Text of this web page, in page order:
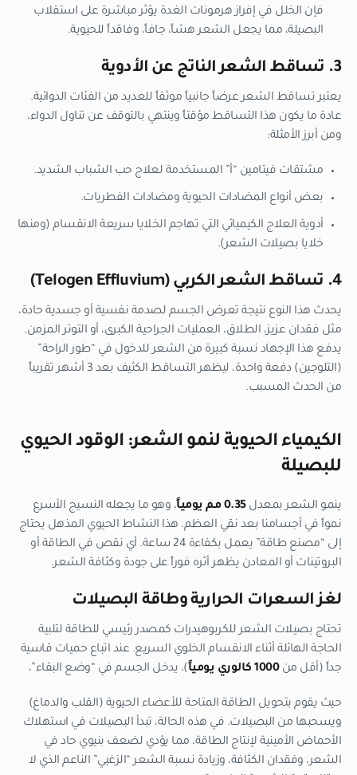
فإن الخلل في إفراز هرمونات الغدة يؤثر مباشرة على استقلاب
البصيلة، مما يجعل الشعر هشاً، جافاً، وفاقداً للحيوية.
3. تساقط الشعر الناتج عن الأدوية
يعتبر تساقط الشعر عرضاً جانبياً موثقاً للعديد من الفئات الدوائية.
عادة ما يكون هذا التساقط مؤقتاً وينتهي بالتوقف عن تناول الدواء،
ومن أبرز الأمثلة:
مشتقات فيتامين “أ” المستخدمة لعلاج حب الشباب الشديد.
بعض أنواع المضادات الحيوية ومضادات الفطريات.
أدوية العلاج الكيميائي التي تهاجم الخلايا سريعة الانقسام (ومنها
خلايا بصيلات الشعر).
4. تساقط الشعر الكربي (Telogen Effluvium)
يحدث هذا النوع نتيجة تعرض الجسم لصدمة نفسية أو جسدية حادة،
مثل فقدان عزيز، الطلاق، العمليات الجراحية الكبرى، أو التوتر المزمن.
يدفع هذا الإجهاد نسبة كبيرة من الشعر للدخول في “طور الراحة”
(التلوجين) دفعة واحدة، ليظهر التساقط الكثيف بعد 3 أشهر تقريباً
من الحدث المسبب.
الكيمياء الحيوية لنمو الشعر: الوقود الحيوي
للبصيلة
ينمو الشعر بمعدل0.35 مم يومياً
، وهو ما يجعله النسيج الأسرع
نمواً في أجسامنا بعد نقي العظم. هذا النشاط الحيوي المذهل يحتاج
إلى “مصنع طاقة” يعمل بكفاءة 24 ساعة. أي نقص في الطاقة أو
البروتينات أو المعادن يظهر أثره فوراً على جودة وكثافة الشعر.
لغز السعرات الحرارية وطاقة البصيلات
تحتاج بصيلات الشعر للكربوهيدرات كمصدر رئيسي للطاقة لتلبية
الحاجة الهائلة أثناء الانقسام الخلوي السريع. عند اتباع حميات قاسية
جداً (أقل من1000 كالوري يومياً )، يدخل الجسم في “وضع البقاء”،
حيث يقوم بتحويل الطاقة المتاحة للأعضاء الحيوية (القلب والدماغ)
ويسحبها من البصيلات. في هذه الحالة، تبدأ البصيلات في استهلاك
الأحماض الأمينية لإنتاج الطاقة، مما يؤدي لضعف بنيوي حاد في
الشعر، وفقدان الكثافة، وزيادة نسبة الشعر “الزغبي” الناعم الذي لا